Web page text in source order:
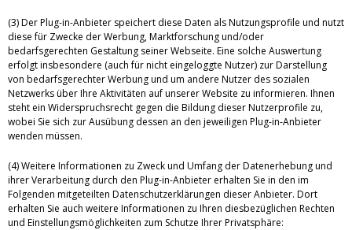
(3) Der Plug-in-Anbieter speichert diese Daten als Nutzungsprofile und nutzt
diese für Zwecke der Werbung, Marktforschung und/oder
bedarfsgerechten Gestaltung seiner Webseite. Eine solche Auswertung
erfolgt insbesondere (auch für nicht eingeloggte Nutzer) zur Darstellung
von bedarfsgerechter Werbung und um andere Nutzer des sozialen
Netzwerks über Ihre Aktivitäten auf unserer Website zu informieren. Ihnen
steht ein Widerspruchsrecht gegen die Bildung dieser Nutzerprofile zu,
wobei Sie sich zur Ausübung dessen an den jeweiligen Plug-in-Anbieter
wenden müssen.
(4) Weitere Informationen zu Zweck und Umfang der Datenerhebung und
ihrer Verarbeitung durch den Plug-in-Anbieter erhalten Sie in den im
Folgenden mitgeteilten Datenschutzerklärungen dieser Anbieter. Dort
erhalten Sie auch weitere Informationen zu Ihren diesbezüglichen Rechten
und Einstellungsmöglichkeiten zum Schutze Ihrer Privatsphäre: